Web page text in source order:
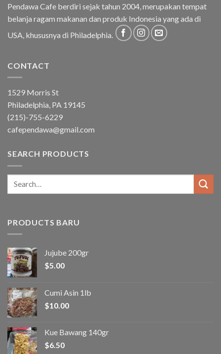
Pendawa Cafe berdiri sejak tahun 2004, merupakan tempat
belanja ragam makanan dan produk Indonesia yang ada di
USA, khususnya di Philadelphia.
CONTACT
1529 Morris St
Philadelphia, PA 19145
(215)-755-6229
cafependawa@gmail.com
SEARCH PRODUCTS
Search
PRODUCTS BARU
Jujube 200gr
$5.00
Cumi Asin 1lb
$10.00
Kue Bawang 140gr
$6.50